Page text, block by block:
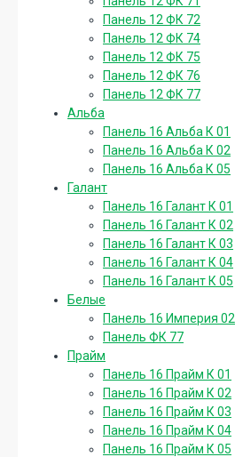
Панель 12 ФК 72
Панель 12 ФК 74
Панель 12 ФК 75
Панель 12 ФК 76
Панель 12 ФК 77
Альба
Панель 16 Альба К 01
Панель 16 Альба К 02
Панель 16 Альба К 05
Галант
Панель 16 Галант К 01
Панель 16 Галант К 02
Панель 16 Галант К 03
Панель 16 Галант К 04
Панель 16 Галант К 05
Белые
Панель 16 Империя 02
Панель ФК 77
Прайм
Панель 16 Прайм К 01
Панель 16 Прайм К 02
Панель 16 Прайм К 03
Панель 16 Прайм К 04
Панель 16 Прайм К 05